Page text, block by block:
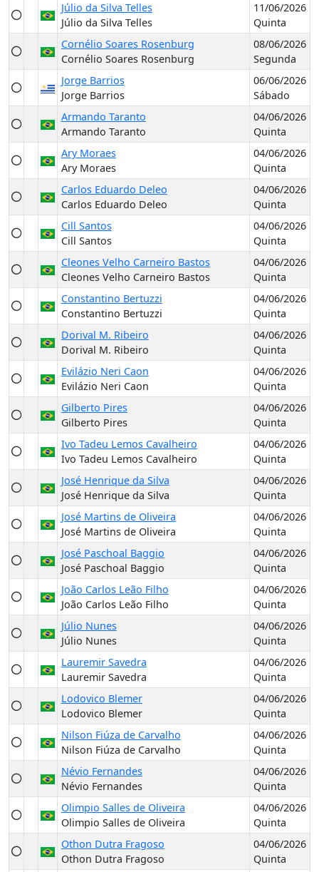
Júlio da Silva Telles
Júlio da Silva Telles
11/06/2026
Quinta
Cornélio Soares Rosenburg
Cornélio Soares Rosenburg
08/06/2026
Segunda
Jorge Barrios
Jorge Barrios
06/06/2026
Sábado
Armando Taranto
Armando Taranto
04/06/2026
Quinta
Ary Moraes
Ary Moraes
04/06/2026
Quinta
Carlos Eduardo Deleo
Carlos Eduardo Deleo
04/06/2026
Quinta
Cill Santos
Cill Santos
04/06/2026
Quinta
Cleones Velho Carneiro Bastos
Cleones Velho Carneiro Bastos
04/06/2026
Quinta
Constantino Bertuzzi
Constantino Bertuzzi
04/06/2026
Quinta
Dorival M. Ribeiro
Dorival M. Ribeiro
04/06/2026
Quinta
Evilázio Neri Caon
Evilázio Neri Caon
04/06/2026
Quinta
Gilberto Pires
Gilberto Pires
04/06/2026
Quinta
Ivo Tadeu Lemos Cavalheiro
Ivo Tadeu Lemos Cavalheiro
04/06/2026
Quinta
José Henrique da Silva
José Henrique da Silva
04/06/2026
Quinta
José Martins de Oliveira
José Martins de Oliveira
04/06/2026
Quinta
José Paschoal Baggio
José Paschoal Baggio
04/06/2026
Quinta
João Carlos Leão Filho
João Carlos Leão Filho
04/06/2026
Quinta
Júlio Nunes
Júlio Nunes
04/06/2026
Quinta
Lauremir Savedra
Lauremir Savedra
04/06/2026
Quinta
Lodovico Blemer
Lodovico Blemer
04/06/2026
Quinta
Nilson Fiúza de Carvalho
Nilson Fiúza de Carvalho
04/06/2026
Quinta
Névio Fernandes
Névio Fernandes
04/06/2026
Quinta
Olimpio Salles de Oliveira
Olimpio Salles de Oliveira
04/06/2026
Quinta
Othon Dutra Fragoso
Othon Dutra Fragoso
04/06/2026
Quinta